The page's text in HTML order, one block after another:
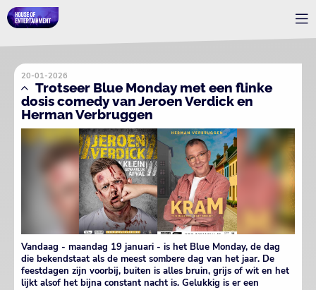
20-01-2026
Trotseer Blue Monday met een flinke
dosis comedy van Jeroen Verdick en
Herman Verbruggen
Vandaag - maandag 19 januari - is het Blue Monday, de dag
die bekendstaat als de meest sombere dag van het jaar. De
feestdagen zijn voorbij, buiten is alles bruin, grijs of wit en het
lijkt alsof het bijna constant nacht is. Gelukkig is er een